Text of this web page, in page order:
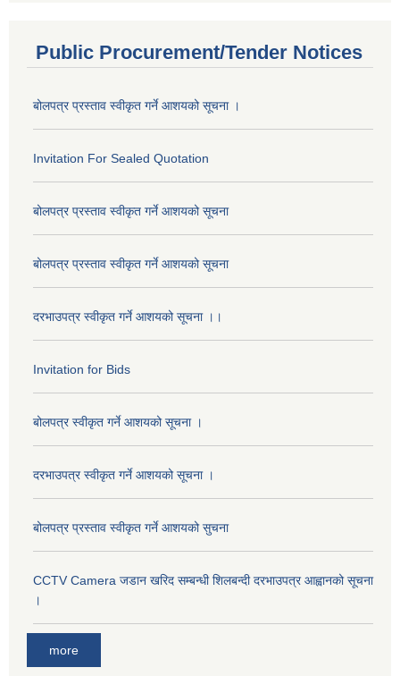
Public Procurement/Tender Notices
बोलपत्र प्रस्ताव स्वीकृत गर्ने आशयको सूचना ।
Invitation For Sealed Quotation
बोलपत्र प्रस्ताव स्वीकृत गर्ने आशयको सूचना
बोलपत्र प्रस्ताव स्वीकृत गर्ने आशयको सूचना
दरभाउपत्र स्वीकृत गर्ने आशयको सूचना ।।
Invitation for Bids
बोलपत्र स्वीकृत गर्ने आशयको सूचना ।
दरभाउपत्र स्वीकृत गर्ने आशयको सूचना ।
बोलपत्र प्रस्ताव स्वीकृत गर्ने आशयको सुचना
CCTV Camera जडान खरिद सम्बन्धी शिलबन्दी दरभाउपत्र आह्वानको सूचना
।
more